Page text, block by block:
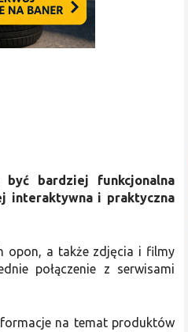
bardziej funkcjonalna
interaktywna i praktyczna
opon, a także zdjęcia i filmy
połączenie z serwisami
na temat produktów